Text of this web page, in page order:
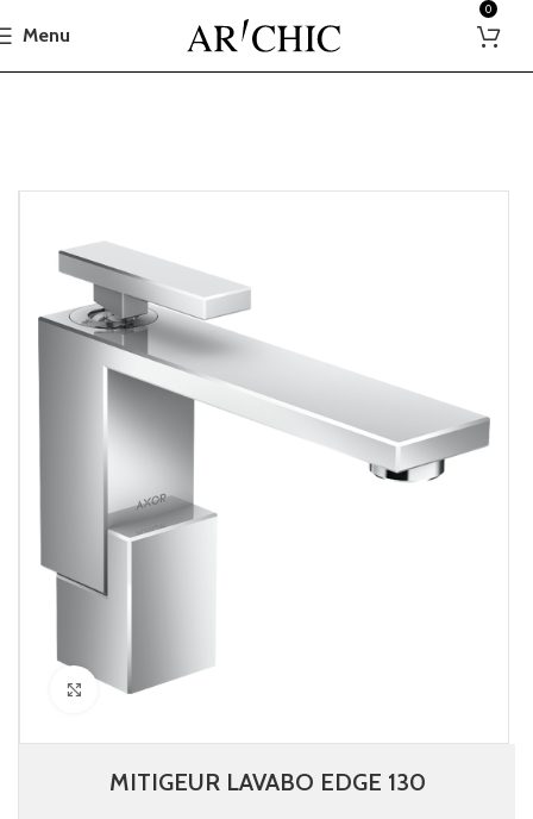
Menu
0
Click to enlarge
MITIGEUR LAVABO EDGE 130